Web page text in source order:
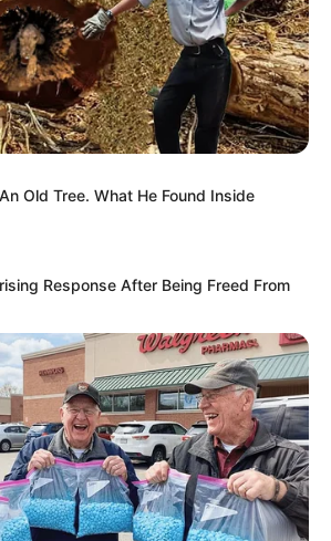
in der RegionStadt- und Erlebnisfüh
.
und Burgen in
Old Tree. What He Found Inside
Response After Being Freed From